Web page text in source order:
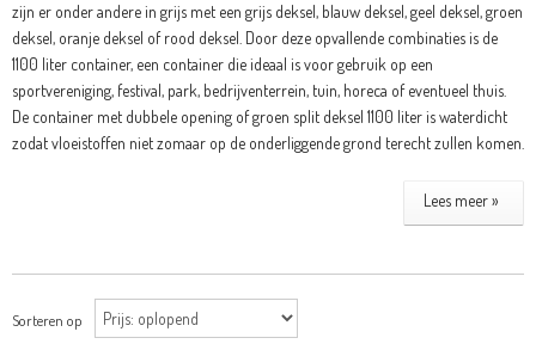
zijn er onder andere in grijs met een grijs deksel, blauw deksel, geel deksel, groen
deksel, oranje deksel of rood deksel. Door deze opvallende combinaties is de
1100 liter container, een container die ideaal is voor gebruik op een
sportvereniging, festival, park, bedrijventerrein, tuin, horeca of eventueel thuis.
De container met dubbele opening of groen split deksel 1100 liter is waterdicht
zodat vloeistoffen niet zomaar op de onderliggende grond terecht zullen komen.
Lees meer »
Sorteren op